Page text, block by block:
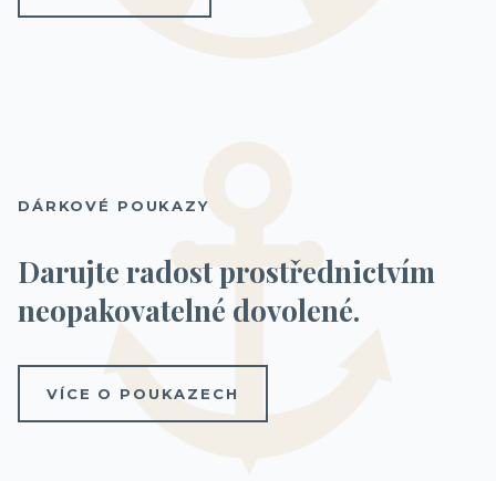
DÁRKOVÉ POUKAZY
Darujte radost prostřednictvím
neopakovatelné dovolené.
VÍCE O POUKAZECH